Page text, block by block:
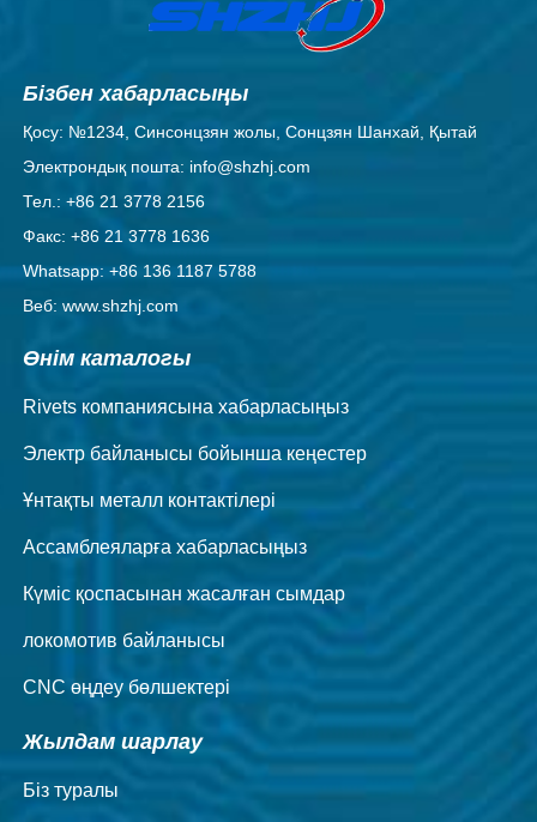
Бізбен хабарласыңы
Қосу: №1234, Синсонцзян жолы, Сонцзян Шанхай, Қытай
Электрондық пошта: info@shzhj.com
Тел.: +86 21 3778 2156
Факс: +86 21 3778 1636
Whatsapp: +86 136 1187 5788
Веб: www.shzhj.com
Өнім каталогы
Rivets компаниясына хабарласыңыз
Электр байланысы бойынша кеңестер
Ұнтақты металл контактілері
Ассамблеяларға хабарласыңыз
Күміс қоспасынан жасалған сымдар
локомотив байланысы
CNC өңдеу бөлшектері
Жылдам шарлау
Біз туралы